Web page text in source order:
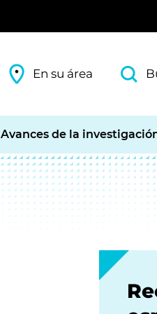
En su área
Avances de la